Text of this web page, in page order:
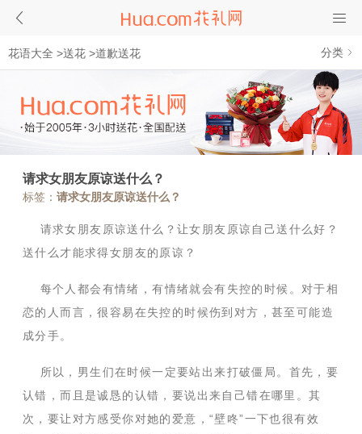
花语大全 >送花 >道歉送花 分类
请求女朋友原谅送什么？
标签： 请求女朋友原谅送什么？
请求女朋友原谅送什么？让女朋友原谅自己送什么好？
送什么才能求得女朋友的原谅？
每个人都会有情绪，有情绪就会有失控的时候。对于相
恋的人而言，很容易在失控的时候伤到对方，甚至可能造
成分手。
所以，男生们在时候一定要站出来打破僵局。首先，要
认错，而且是诚恳的认错，要说出来自己错在哪里。其
次，要让对方感受你对她的爱意，“壁咚”一下也很有效